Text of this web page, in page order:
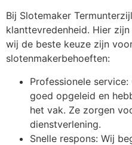
Bij Slotemaker
klanttevredenheid. Hier
wij de beste keuze zijn
slotenmakerbehoeften:
Professionele
goed opgeleid en
het vak. Ze zorgen
dienstverlening.
Snelle respons: Wij